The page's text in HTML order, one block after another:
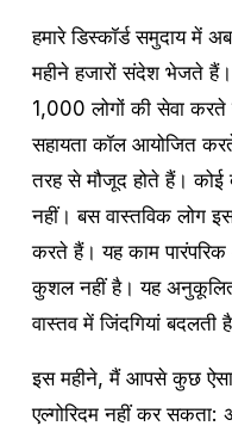
हमारे डिस्कॉर्ड समुदाय
महीने हजारों संदेश भेजते
1,000 लोगों की सेवा करते
सहायता कॉल आयोजित
तरह से मौजूद होते हैं। कोई
नहीं। बस वास्तविक लोग
करते हैं। यह काम पारंपरिक
कुशल नहीं है। यह
वास्तव में जिंदगियां बदलती
इस महीने, मैं आपसे कुछ
एल्गोरिदम नहीं कर